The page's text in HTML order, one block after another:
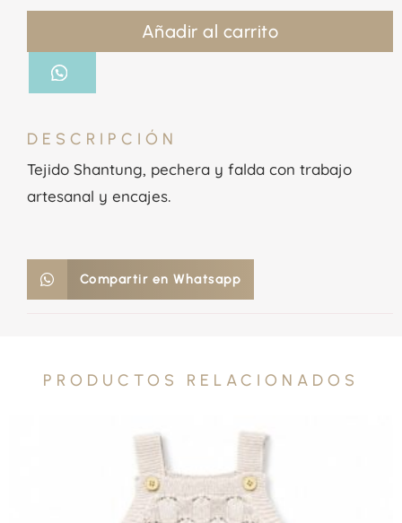
Añadir al carrito
DESCRIPCIÓN
Tejido Shantung, pechera y falda con trabajo
artesanal y encajes.
Compartir en Whatsapp
PRODUCTOS RELACIONADOS